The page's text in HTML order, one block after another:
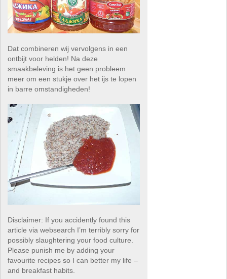
Dat combineren wij vervolgens in een
ontbijt voor helden! Na deze
smaakbeleving is het geen probleem
meer om een stukje over het ijs te lopen
in barre omstandigheden!
Disclaimer: If you accidently found this
article via websearch I’m terribly sorry for
possibly slaughtering your food culture.
Please punish me by adding your
favourite recipes so I can better my life –
and breakfast habits.